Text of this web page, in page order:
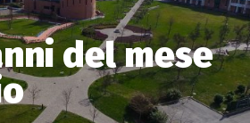
del mese